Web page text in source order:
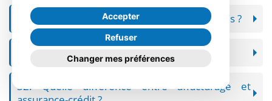
Accepter
Refuser
Changer mes préférences
30. Est-il obligatoire pour financer ses factures ?
31. Est-il compatible avec une PME ?
32. Quelle différence entre affacturage et